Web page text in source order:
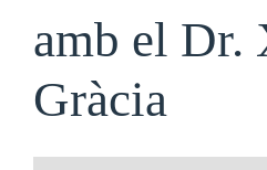
amb el Dr.
Gràcia